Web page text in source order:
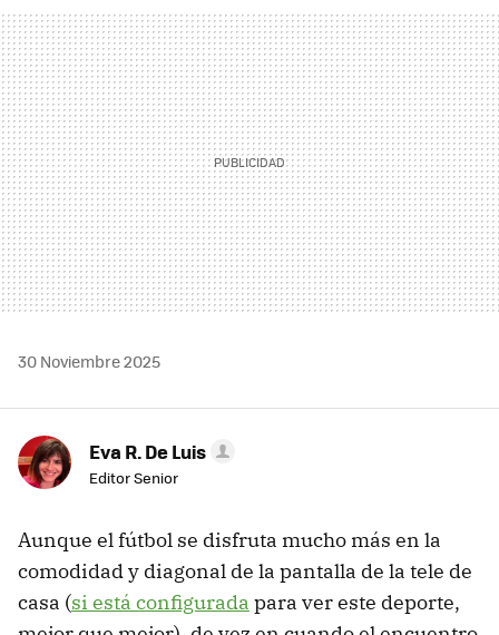
MAIL
30 Noviembre 2025
Eva R. De Luis
Editor Senior
Aunque el fútbol se disfruta mucho más en la
comodidad y diagonal de la pantalla de la tele de
casa (si está configurada para ver este deporte,